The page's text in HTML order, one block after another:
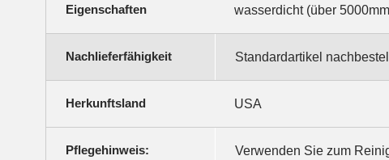
Eigenschaften wasserdicht (über
Nachlieferfähigkeit Standardartikel
Herkunftsland USA
Pflegehinweis:
Verwenden Sie zum